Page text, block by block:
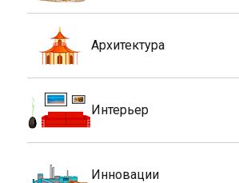
Архитектура
Интерьер
Инновации